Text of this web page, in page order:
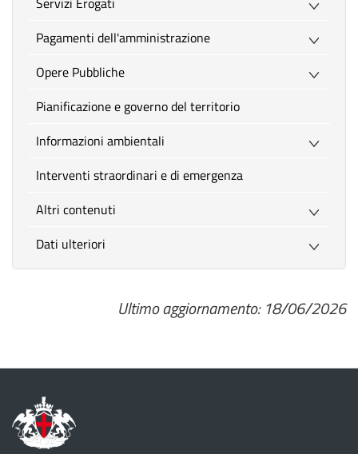
Pagamenti dell'amministrazione
Opere Pubbliche
Pianificazione e governo del territorio
Informazioni ambientali
Interventi straordinari e di emergenza
Altri contenuti
Dati ulteriori
Ultimo aggiornamento: 18/06/2026